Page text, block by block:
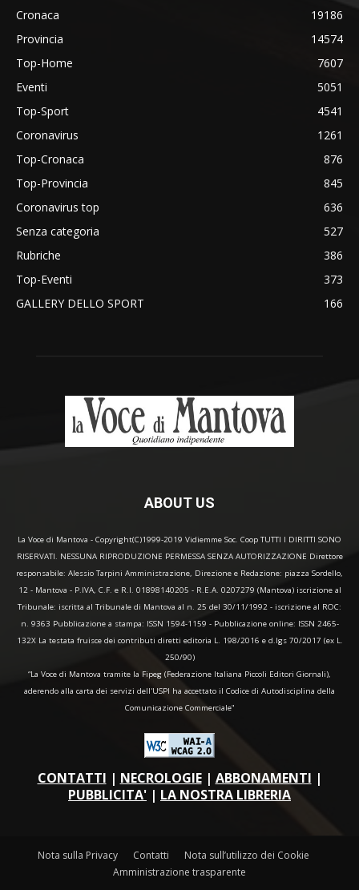
Cronaca
19186
Provincia
14574
Top-Home
7607
Eventi
5051
Top-Sport
4541
Coronavirus
1261
Top-Cronaca
876
Top-Provincia
845
Coronavirus top
636
Senza categoria
527
Rubriche
386
Top-Eventi
373
GALLERY DELLO SPORT
166
ABOUT US
La Voce di Mantova - Copyright(C)1999-2019 Vidiemme Soc. Coop TUTTI I DIRITTI SONO
RISERVATI. NESSUNA RIPRODUZIONE PERMESSA SENZA AUTORIZZAZIONE Direttore
responsabile: Alessio Tarpini Amministrazione, Direzione e Redazione: piazza Sordello,
12 - Mantova - P.IVA, C.F. e R.I. 01898140205 - R.E.A. 0207279 (Mantova) iscrizione al
Tribunale: iscritta al Tribunale di Mantova al n. 25 del 30/11/1992 - iscrizione al ROC:
n. 9363 Pubblicazione a stampa: ISSN 1594-1159 - Pubblicazione online: ISSN 2465-
132X La testata fruisce dei contributi diretti editoria L. 198/2016 e d.lgs 70/2017 (ex L.
250/90)
“La Voce di Mantova tramite la Fipeg (Federazione Italiana Piccoli Editori Giornali),
aderendo alla carta dei servizi dell'USPI ha accettato il Codice di Autodisciplina della
Comunicazione Commerciale"
CONTATTI | NECROLOGIE| ABBONAMENTI |
PUBBLICITA' | LA NOSTRA LIBRERIA
Nota sulla Privacy Contatti
Nota sull’utilizzo dei Cookie
Amministrazione trasparente